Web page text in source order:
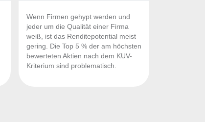
Wenn Firmen gehypt werden und
jeder um die Qualität einer Firma
weiß, ist das Renditepotential meist
gering. Die Top 5 % der am höchsten
bewerteten Aktien nach dem KUV-
Kriterium sind problematisch.